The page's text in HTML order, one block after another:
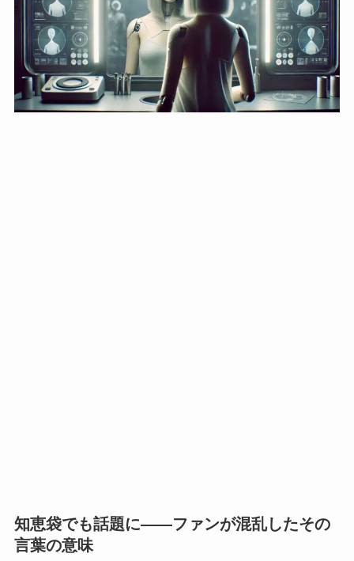
知恵袋でも話題に——ファンが混乱したその
言葉の意味